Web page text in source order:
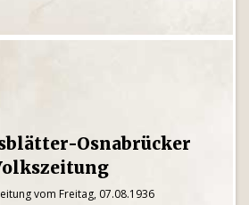
Osnabrücker
vom Freitag, 07.08.1936